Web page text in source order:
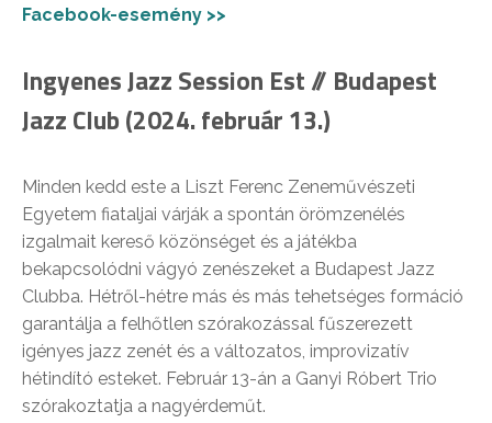
Facebook-esemény >>
Ingyenes Jazz Session Est // Budapest
Jazz Club (2024. február 13.)
Minden kedd este a Liszt Ferenc Zeneművészeti
Egyetem fiataljai várják a spontán örömzenélés
izgalmait kereső közönséget és a játékba
bekapcsolódni vágyó zenészeket a Budapest Jazz
Clubba. Hétről-hétre más és más tehetséges formáció
garantálja a felhőtlen szórakozással fűszerezett
igényes jazz zenét és a változatos, improvizatív
hétindító esteket. Február 13-án a Ganyi Róbert Trio
szórakoztatja a nagyérdeműt.